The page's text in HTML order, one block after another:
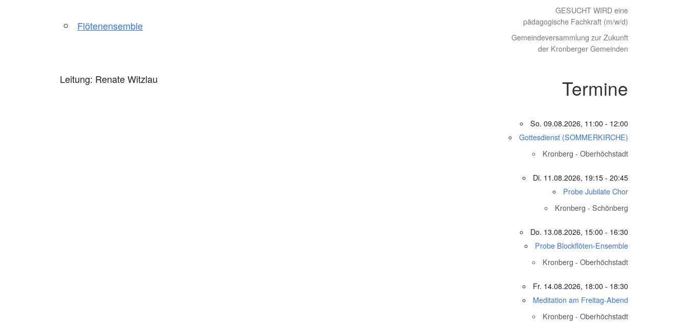
Flötenensemble
Leitung: Renate Witzlau
GESUCHT WIRD eine
pädagogische Fachkraft (m/w/d)
Gemeindeversammlung zur Zukunft
der Kronberger Gemeinden
Termine
So. 09.08.2026, 11:00 - 12:00
Gottesdienst (SOMMERKIRCHE)
Kronberg - Oberhöchstadt
Di. 11.08.2026, 19:15 - 20:45
Probe Jubilate Chor
Kronberg - Schönberg
Do. 13.08.2026, 15:00 - 16:30
Probe Blockflöten-Ensemble
Kronberg - Oberhöchstadt
Fr. 14.08.2026, 18:00 - 18:30
Meditation am Freitag-Abend
Kronberg - Oberhöchstadt